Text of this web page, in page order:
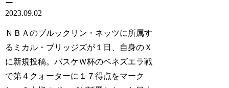
ー
2023.09.02
ＮＢＡのブルックリン・ネッツに所属す
るミカル・ブリッジズが１日、自身のＸ
に新規投稿。バスケＷ杯のベネズエラ戦
で第４クォーターに１７得点をマーク